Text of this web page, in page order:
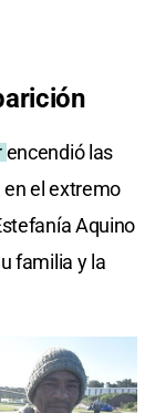
encendió las
en el extremo
Aquino
familia y la